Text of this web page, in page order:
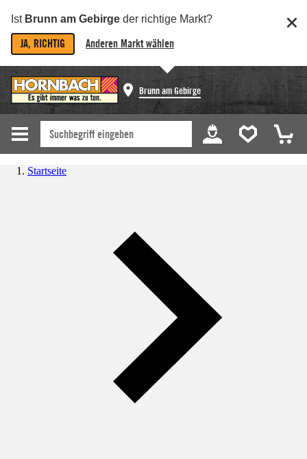
Ist Brunn am Gebirge der richtige Markt?
JA, RICHTIG Anderen Markt wählen
Brunn am Gebirge
Startseite